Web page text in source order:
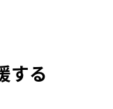
する